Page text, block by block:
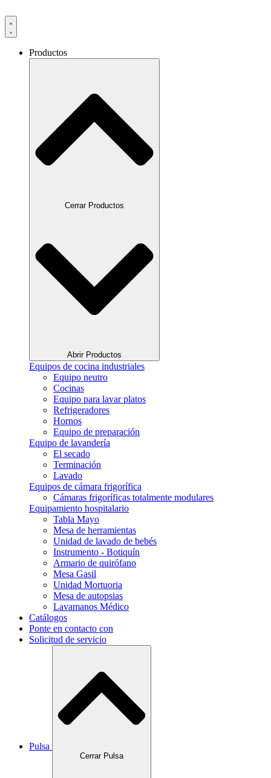
Productos
Cerrar Productos
Abrir Productos
Equipos de cocina industriales
Equipo neutro
Cocinas
Equipo para lavar platos
Refrigeradores
Hornos
Equipo de preparación
Equipo de lavandería
El secado
Terminación
Lavado
Equipos de cámara frigorífica
Cámaras frigoríficas totalmente modulares
Equipamiento hospitalario
Tabla Mayo
Mesa de herramientas
Unidad de lavado de bebés
Instrumento - Botiquín
Armario de quirófano
Mesa Gasil
Unidad Mortuoria
Mesa de autopsias
Lavamanos Médico
Catálogos
Ponte en contacto con
Solicitud de servicio
Pulsa
Cerrar Pulsa